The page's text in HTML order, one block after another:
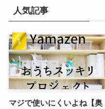
ブ
人気記事
マジで使いにくいよね【奥